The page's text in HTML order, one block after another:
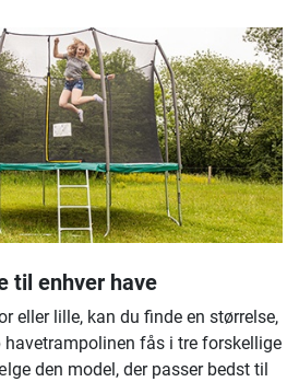
til enhver have
eller lille, kan du finde en størrelse,
havetrampolinen fås i tre forskellige
den model, der passer bedst til